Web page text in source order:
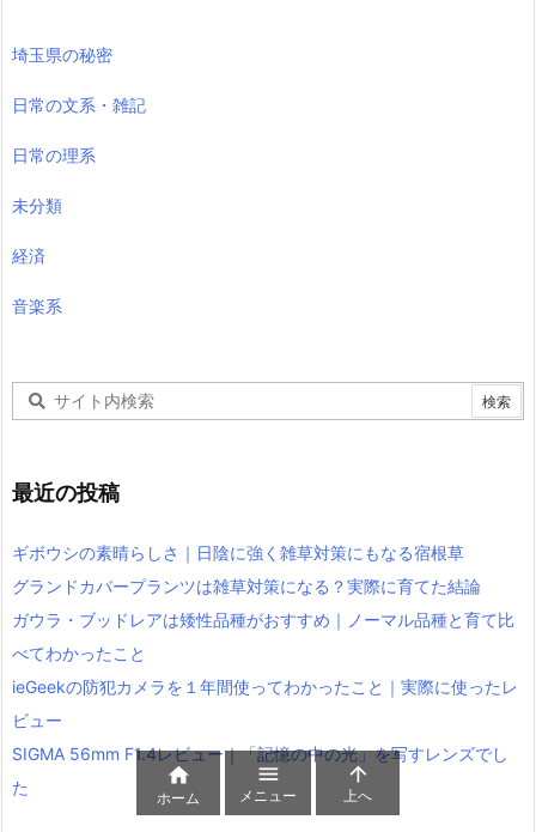
埼玉県の秘密
日常の文系・雑記
日常の理系
未分類
経済
音楽系
最近の投稿
ギボウシの素晴らしさ｜日陰に強く雑草対策にもなる宿根草
グランドカバープランツは雑草対策になる？実際に育てた結論
ガウラ・ブッドレアは矮性品種がおすすめ｜ノーマル品種と育て比
べてわかったこと
ieGeekの防犯カメラを１年間使ってわかったこと｜実際に使ったレ
ビュー
SIGMA 56mm F1.4レビュー｜「記憶の中の光」を写すレンズでし
た

ホーム

メニュー

上へ